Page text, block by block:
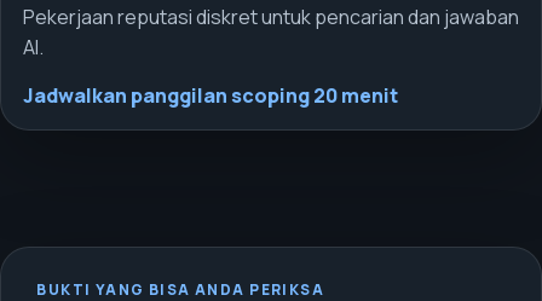
Pekerjaan reputasi diskret untuk pencarian dan jawaban
AI.
Jadwalkan panggilan scoping 20 menit
BUKTI YANG BISA ANDA PERIKSA